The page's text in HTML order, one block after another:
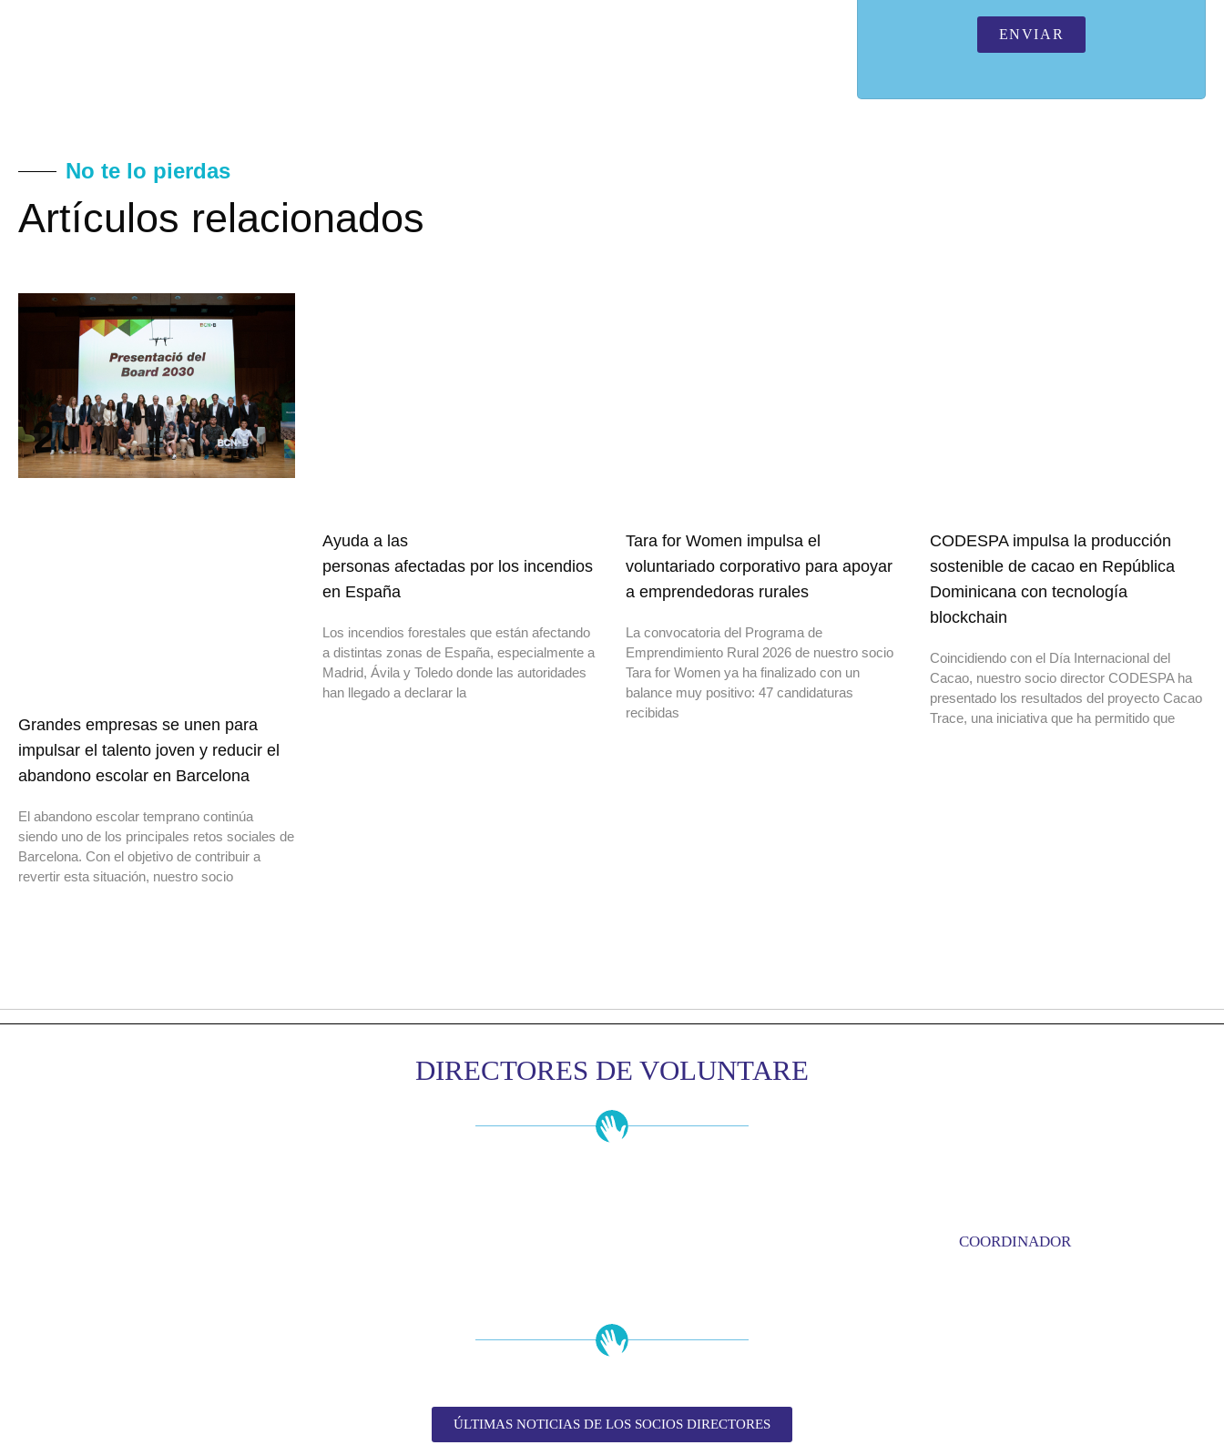
ENVIAR
No te lo pierdas
Artículos relacionados
Grandes empresas se unen para
impulsar el talento joven y reducir el
abandono escolar en Barcelona
El abandono escolar temprano continúa
siendo uno de los principales retos sociales de
Barcelona. Con el objetivo de contribuir a
revertir esta situación, nuestro socio
Ayuda a las
personas afectadas por los incendios
en España
Los incendios forestales que están afectando
a distintas zonas de España, especialmente a
Madrid, Ávila y Toledo donde las autoridades
han llegado a declarar la
Tara for Women impulsa el
voluntariado corporativo para apoyar
a emprendedoras rurales
La convocatoria del Programa de
Emprendimiento Rural 2026 de nuestro socio
Tara for Women ya ha finalizado con un
balance muy positivo: 47 candidaturas
recibidas
CODESPA impulsa la producción
sostenible de cacao en República
Dominicana con tecnología
blockchain
Coincidiendo con el Día Internacional del
Cacao, nuestro socio director CODESPA ha
presentado los resultados del proyecto Cacao
Trace, una iniciativa que ha permitido que
DIRECTORES DE VOLUNTARE
COORDINADOR
ÚLTIMAS NOTICIAS DE LOS SOCIOS DIRECTORES